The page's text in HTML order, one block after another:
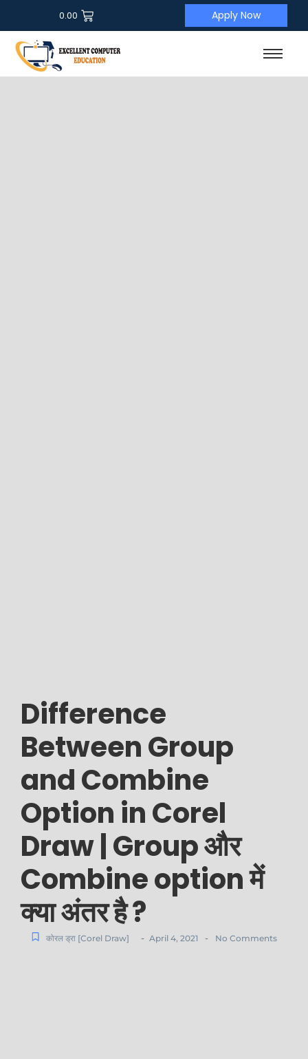
0.00 Apply Now
Difference
Between Group
and Combine
Option in Corel
Draw | Group और
Combine option में
क्या अंतर है ?
कोरल ड्रा [Corel Draw] - April 4, 2021 - No Comments